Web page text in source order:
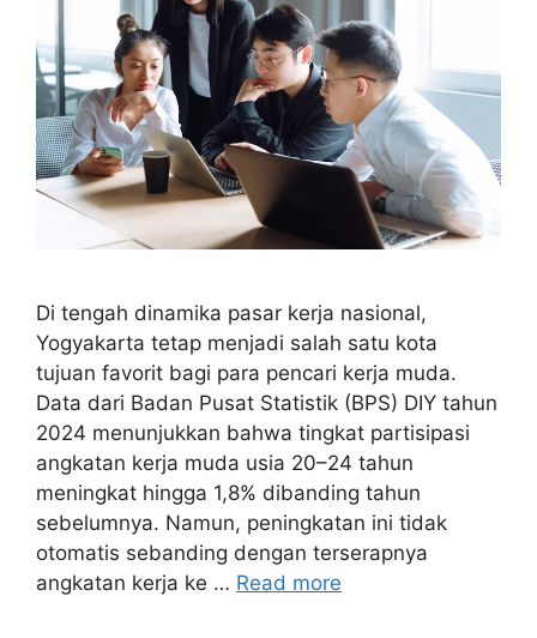
Di tengah dinamika pasar kerja nasional,
Yogyakarta tetap menjadi salah satu kota
tujuan favorit bagi para pencari kerja muda.
Data dari Badan Pusat Statistik (BPS) DIY tahun
2024 menunjukkan bahwa tingkat partisipasi
angkatan kerja muda usia 20–24 tahun
meningkat hingga 1,8% dibanding tahun
sebelumnya. Namun, peningkatan ini tidak
otomatis sebanding dengan terserapnya
angkatan kerja ke … Read more